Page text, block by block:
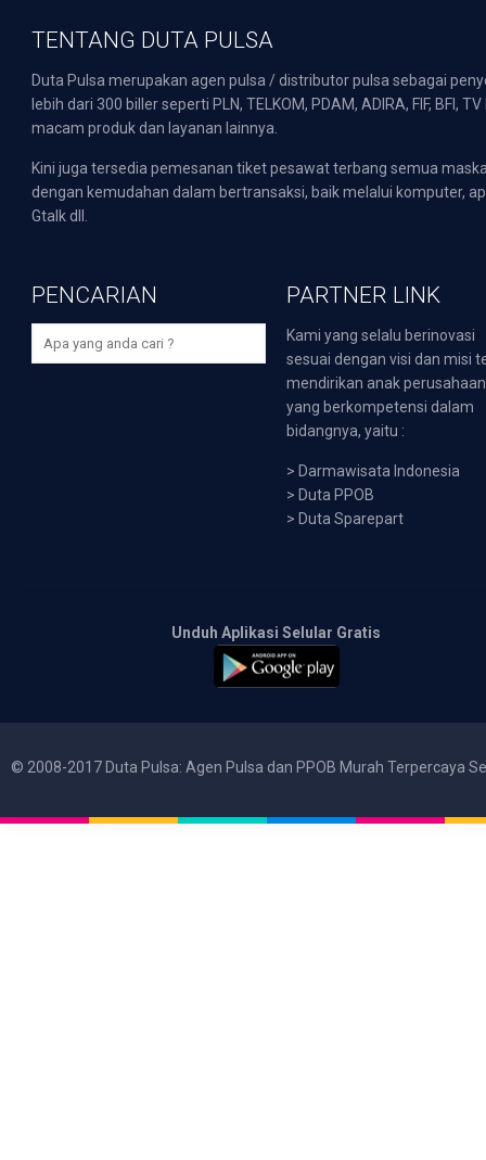
TENTANG DUTA PULSA
Duta Pulsa merupakan agen pulsa / distributor pulsa sebagai
lebih dari 300 biller seperti PLN, TELKOM, PDAM, ADIRA, FIF,
macam produk dan layanan lainnya.
Kini juga tersedia pemesanan tiket pesawat terbang semua
dengan kemudahan dalam bertransaksi, baik melalui komputer,
Gtalk dll.
PENCARIAN PARTNER LINK
Kami yang selalu berinovasi
sesuai dengan visi dan misi
mendirikan anak perusahaan
yang berkompetensi dalam
bidangnya, yaitu :
> Darmawisata Indonesia
> Duta PPOB
> Duta Sparepart
Unduh Aplikasi Selular Gratis
© 2008-2017 Duta Pulsa: Agen Pulsa dan PPOB Murah Terpercaya